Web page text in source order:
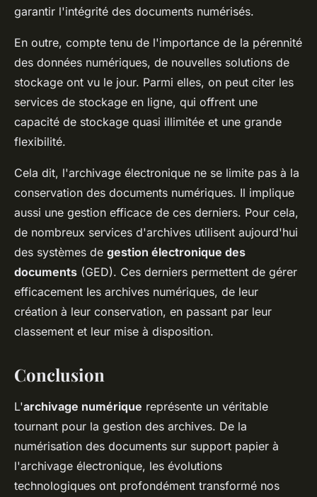
garantir l'intégrité des documents numérisés.
En outre, compte tenu de l'importance de la pérennité
des données numériques, de nouvelles solutions de
stockage ont vu le jour. Parmi elles, on peut citer les
services de stockage en ligne, qui offrent une
capacité de stockage quasi illimitée et une grande
flexibilité.
Cela dit, l'archivage électronique ne se limite pas à la
conservation des documents numériques. Il implique
aussi une gestion efficace de ces derniers. Pour cela,
de nombreux services d'archives utilisent aujourd'hui
des systèmes de gestion électronique des
documents (GED). Ces derniers permettent de gérer
efficacement les archives numériques, de leur
création à leur conservation, en passant par leur
classement et leur mise à disposition.
Conclusion
L'archivage numérique représente un véritable
tournant pour la gestion des archives. De la
numérisation des documents sur support papier à
l'archivage électronique, les évolutions
technologiques ont profondément transformé nos